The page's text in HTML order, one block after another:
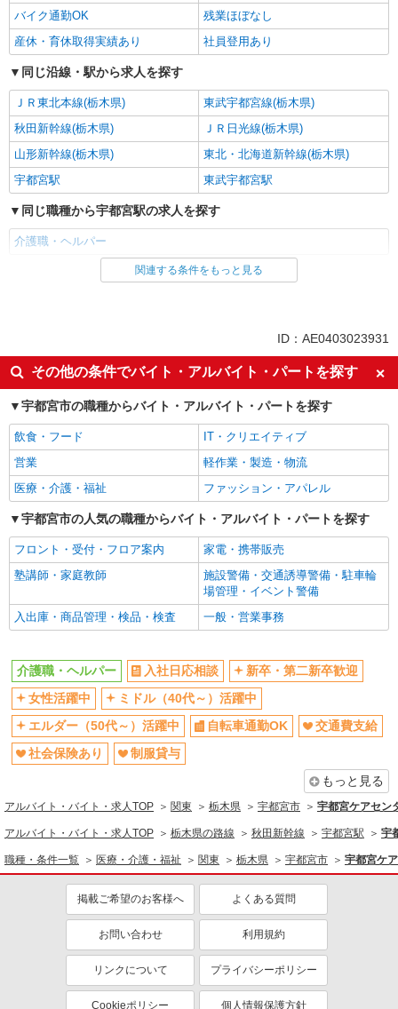
バイク通勤OK
残業ほぼなし
産休・育休取得実績あり
社員登用あり
同じ沿線・駅から求人を探す
ＪＲ東北本線(栃木県)
東武宇都宮線(栃木県)
秋田新幹線(栃木県)
ＪＲ日光線(栃木県)
山形新幹線(栃木県)
東北・北海道新幹線(栃木県)
宇都宮駅
東武宇都宮駅
同じ職種から宇都宮駅の求人を探す
介護職・ヘルパー
同じ雇用形態から宇都宮駅の求人を探す
入社日応相談
新卒・第二新卒歓迎
女性活躍中
ミドル（40代～）活躍中
エルダー（50代～）活躍中
自転車通勤OK
交通費支給
社会保険あり
制服貸与
研修制度あり
給与前払いOK
経験者・有資格者歓迎
フリーター歓迎
ブランクOK
週2～3日勤務OK
早朝
深夜
夕方
髭（ひげ）OK
ネイルOK
車通勤OK
産休・育休取得実績あり
社員登用あり
同じ職種から求人を探す
医療・介護・福祉
介護職・ヘルパー
深夜
車通勤OK
産休・育休取得実績あり
社員登用あり
関連する条件をもっと見る
ID：AE0403023931
その他の条件でバイト・アルバイト・パートを探す
宇都宮市の職種からバイト・アルバイト・パートを探す
飲食・フード
IT・クリエイティブ
営業
軽作業・製造・物流
医療・介護・福祉
ファッション・アパレル
宇都宮市の人気の職種からバイト・アルバイト・パートを探す
フロント・受付・フロア案内
家電・携帯販売
塾講師・家庭教師
施設警備・交通誘導警備・駐車輪
場管理・イベント警備
入出庫・商品管理・検品・検査
一般・営業事務
介護職・ヘルパー 入社日応相談
新卒・第二新卒歓迎
女性活躍中
ミドル（40代～）活躍中
エルダー（50代～）活躍中
自転車通勤OK
交通費支給
社会保険あり
制服貸与
もっと見る
アルバイト・バイト・求人TOP 関東 栃木県 宇都宮市 宇都宮ケアセン
アルバイト・バイト・求人TOP 栃木県の路線 秋田新幹線 宇都宮駅 宇
職種・条件一覧 医療・介護・福祉 関東 栃木県 宇都宮市 宇都宮ケ
掲載ご希望のお客様へ よくある質問
お問い合わせ 利用規約
リンクについて プライバシーポリシー
Cookieポリシー 個人情報保護方針